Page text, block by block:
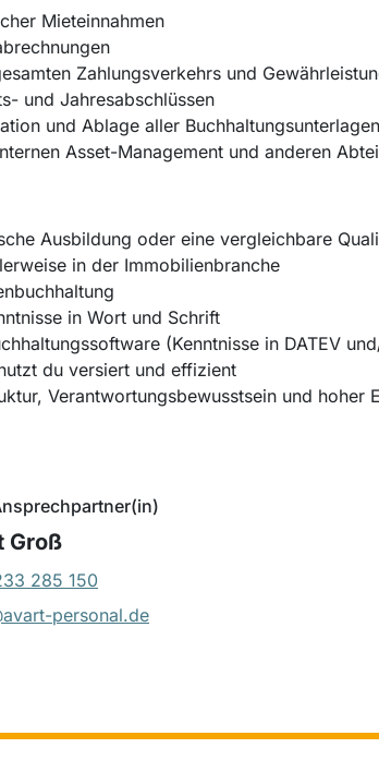
Mieteinnahmen
Zahlungsverkehrs und
und Jahresabschlüssen
und Ablage aller Buchhaltungsunterlagen
Asset-Management und anderen
Ausbildung oder eine vergleichbare
in der Immobilienbranche
in Wort und Schrift
(Kenntnisse in DATEV
du versiert und effizient
Verantwortungsbewusstsein und hoher
Groß
285 150
personal.de